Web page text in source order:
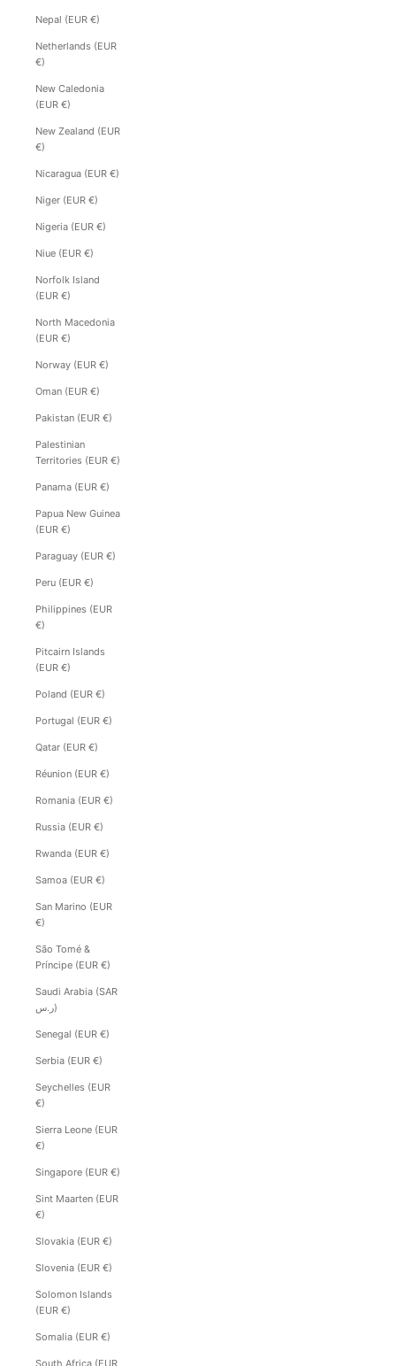
Nepal (EUR €)
Netherlands (EUR
€)
New Caledonia
(EUR €)
New Zealand (EUR
€)
Nicaragua (EUR €)
Niger (EUR €)
Nigeria (EUR €)
Niue (EUR €)
Norfolk Island
(EUR €)
North Macedonia
(EUR €)
Norway (EUR €)
Oman (EUR €)
Pakistan (EUR €)
Palestinian
Territories (EUR €)
Panama (EUR €)
Papua New Guinea
(EUR €)
Paraguay (EUR €)
Peru (EUR €)
Philippines (EUR
€)
Pitcairn Islands
(EUR €)
Poland (EUR €)
Portugal (EUR €)
Qatar (EUR €)
Réunion (EUR €)
Romania (EUR €)
Russia (EUR €)
Rwanda (EUR €)
Samoa (EUR €)
San Marino (EUR
€)
São Tomé &
Príncipe (EUR €)
Saudi Arabia (SAR
ر.س)
Senegal (EUR €)
Serbia (EUR €)
Seychelles (EUR
€)
Sierra Leone (EUR
€)
Singapore (EUR €)
Sint Maarten (EUR
€)
Slovakia (EUR €)
Slovenia (EUR €)
Solomon Islands
(EUR €)
Somalia (EUR €)
South Africa (EUR